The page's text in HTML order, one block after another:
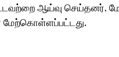
ஆய்வு செய்தனர்.